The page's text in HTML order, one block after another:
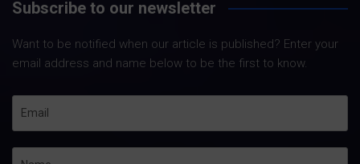
Subscribe to our newsletter
Want to be notified when our article is published? Enter your
email address and name below to be the first to know.